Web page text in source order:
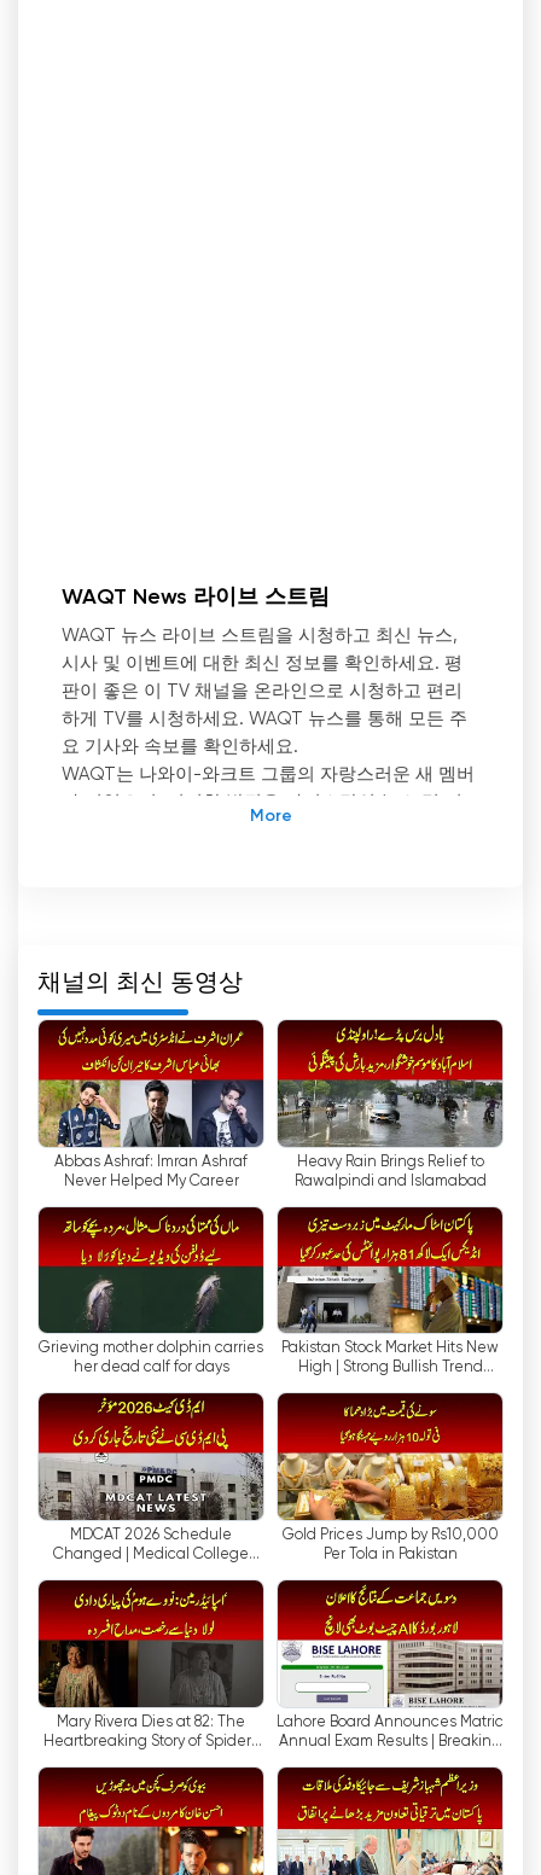
WAQT News 라이브 스트림
WAQT 뉴스 라이브 스트림을 시청하고 최신 뉴스,
시사 및 이벤트에 대한 최신 정보를 확인하세요. 평
판이 좋은 이 TV 채널을 온라인으로 시청하고 편리
하게 TV를 시청하세요. WAQT 뉴스를 통해 모든 주
요 기사와 속보를 확인하세요.
WAQT는 나와이-와크트 그룹의 자랑스러운 새 멤버
WAQT의 주요 장점 중 하나는 편집 독립성을 지키기
위해 노력한다는 점입니다. 즉, 외부의 영향이나 편
견 없이 채널을 운영하여 저널리스트가 정파적 이해
관계에 흔들리지 않고 뉴스와 기사를 보도할 수 있습
니다. 이러한 중립성에 대한 헌신 덕분에 시청자는
편향되지 않고 사실에 입각한 보도로 신뢰할 수 있는
정보 출처로 WAQT를 신뢰할 수 있습니다.
또한 WAQT는 파키스탄에서 가장 큰 뉴스 특파원 네
트워크의 지원을 받고 있습니다. 이 광범위한 네트워
크를 통해 채널은 파키스탄 전역의 뉴스를 다룰 수
있으며, 시청자는 포괄적이고 다양한 보도를 접할 수
있습니다. 정치적 발전, 사회적 이슈, 문화 행사 등
WAQT는 파키스탄의 시사에 대한 총체적인 시각을
온라인 플랫폼이 우리 생활의 필수적인 부분이 된 오
늘날의 디지털 시대에 WAQT는 시청자와의 연결 상
태를 유지하는 것이 중요하다는 것을 잘 알고 있습니
다. 이 채널은 시청자가 온라인으로 TV를 시청할 수
있도록 방송의 실시간 스트리밍을 제공합니다. 이 기
능은 접근성을 향상시킬 뿐만 아니라 디지털 장치에
서 콘텐츠를 소비하는 것을 선호하는 현대 시청자의
선호도를 충족시킵니다.
WAQT NEWS는 파키스탄의 문화를 발전시키는 데
있어 자신의 역할이 얼마나 중요한지 잘 알고 있습니
다. 이 채널의 저널리스트들은 파키스탄의 풍부한 유
산과 전통에 대한 지식을 쌓고 대중을 교육하는 데
열정을 쏟고 있습니다. 문화 행사, 역사적 랜드마크,
예술적 업적을 강조함으로써 파키스탄의 문화적 다
양성에 대한 자부심과 감사를 고취하는 것을 목표로
채널의 최신 동영상
Abbas Ashraf: Imran Ashraf
Never Helped My Career
Heavy Rain Brings Relief to
Rawalpindi and Islamabad
Grieving mother dolphin carries
her dead calf for days
Pakistan Stock Market Hits New
High | Strong Bullish Trend
MDCAT 2026 Schedule
Changed | Medical College
Gold Prices Jump by Rs10,000
Per Tola in Pakistan
Mary Rivera Dies at 82: The
Heartbreaking Story of Spider-
Lahore Board Announces Matric
Annual Exam Results | Breaking